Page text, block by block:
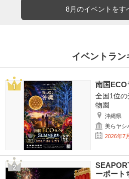
8月のイベントをす
イベントラン
南国ECO
全国1位
物園
沖縄県
美らヤシ
2026年7
ーポート